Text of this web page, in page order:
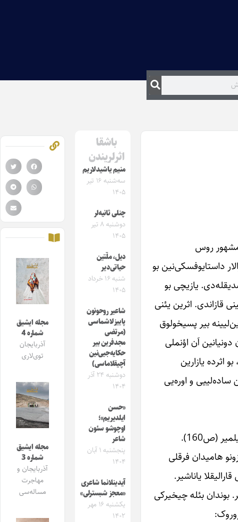
مشهور روس
داستایوفسکی‌نین بو
یازیچی بو
قازاندی. اثرین یئنی
بیر پسیخولوق
اَن اؤنملی
اثرده یازارین
ساده‌لییی و اوره‌یی
(ص160).
هامیدان فرقلی
یاناشیر.
بوندان بئله چیخیرکی
باشقا
اثرلریندن
منیم یاشیدلاریم
سه‌شنبه ۱۶ تیر
۱۴۰۵
چنلی ثانیه‌لر
دوشنبه ۸ تیر
۱۴۰۵
دیل، ملّتین
حیاتی‌دیر
شنبه ۱۶ خرداد
۱۴۰۵
شاعیر روحونون
پاییزلاشماسی
(مرتضی
مجدفرین بیر
حکایه‌جیی‌نین
آچیقلاماسی)
دوشنبه ۲۴ آذر
۱۴۰۴
«حسن
ایلدیریم»؛
اوچوشو سئون
شاعر
پنجشنبه ۱ آبان
۱۴۰۴
آیدینلانما شاعری
«معجز شبسترلی»
یکشنبه ۱۶ مهر
۱۴۰۲
مجله ایشیق
شماره 4
آذربایجان
توی‌لاری
مجله ایشیق
شماره 3
آذربایجان و
مهاجرت
مساله‌سی